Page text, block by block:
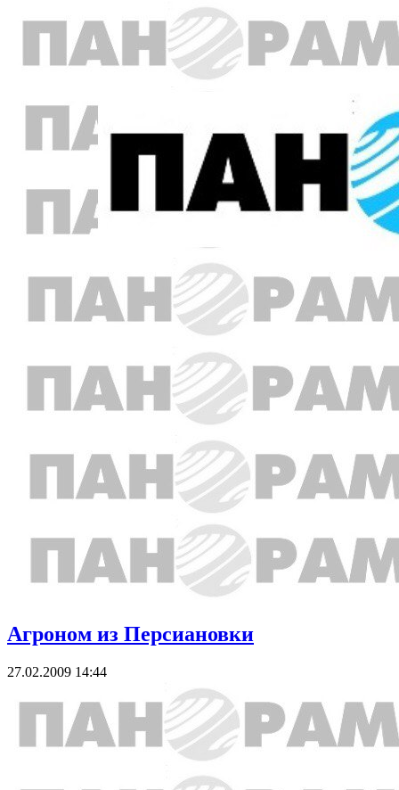
Агроном из Персиановки
27.02.2009 14:44